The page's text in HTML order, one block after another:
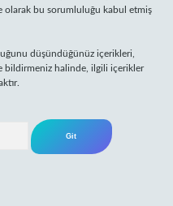
olarak bu sorumluluğu kabul etmiş
düşündüğünüz içerikleri,
bildirmeniz halinde, ilgili içerikler